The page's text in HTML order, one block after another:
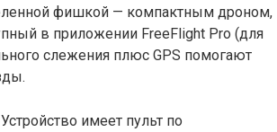
фишкой — компактным дроном,
в приложении FreeFlight Pro (для
слежения плюс GPS помогают
имеет пульт по